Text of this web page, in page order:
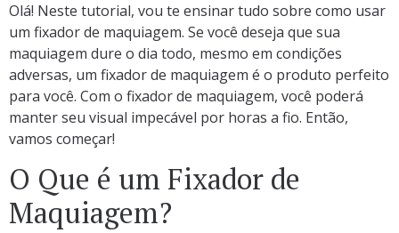
Olá! Neste tutorial, vou te ensinar tudo sobre como usar
um fixador de maquiagem. Se você deseja que sua
maquiagem dure o dia todo, mesmo em condições
adversas, um fixador de maquiagem é o produto perfeito
para você. Com o fixador de maquiagem, você poderá
manter seu visual impecável por horas a fio. Então,
vamos começar!
O Que é um Fixador de
Maquiagem?